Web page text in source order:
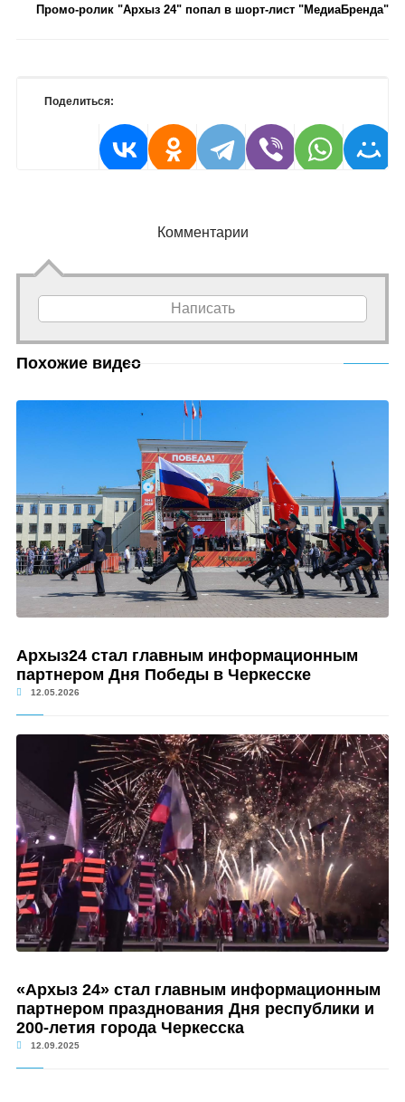
Промо-ролик "Архыз 24" попал в шорт-лист "МедиаБренда"
Поделиться:
Комментарии
Написать
Похожие видео
Архыз24 стал главным информационным
партнером Дня Победы в Черкесске
12.05.2026
«Архыз 24» стал главным информационным
партнером празднования Дня республики и
200-летия города Черкесска
12.09.2025